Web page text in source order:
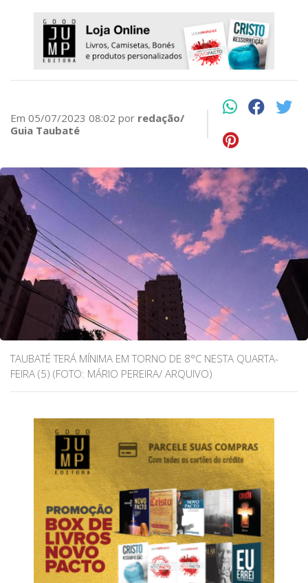
Em 05/07/2023 08:02 por redação/
Guia Taubaté
TAUBATÉ TERÁ MÍNIMA EM TORNO DE 8°C NESTA QUARTA-
FEIRA (5) (FOTO: MÁRIO PEREIRA/ ARQUIVO)